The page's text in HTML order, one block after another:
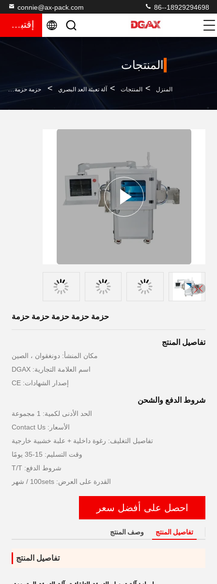
connie@ax-pack.com 86--18929294698
إقتباس
المنتجات
المنزل > المنتجات > آلة تعبئة العد البصري > حزمة حزمة حزمة حزمة حزمة
حزمة حزمة حزمة حزمة حزمة
تفاصيل المنتج
مكان المنشأ: دونغقوان ، الصين
اسم العلامة التجارية: DGAX
إصدار الشهادات: CE
شروط الدفع والشحن
الحد الأدنى لكمية: 1 مجموعة
الأسعار: Contact Us
تفاصيل التغليف: رغوة داخلية + علبة خشبية خارجية
وقت التسليم: 15-35 يومًا
شروط الدفع: T/T
القدرة على العرض: 100sets / شهر
احصل على أفضل سعر
تفاصيل المنتج وصف المنتج
تفاصيل المنتج